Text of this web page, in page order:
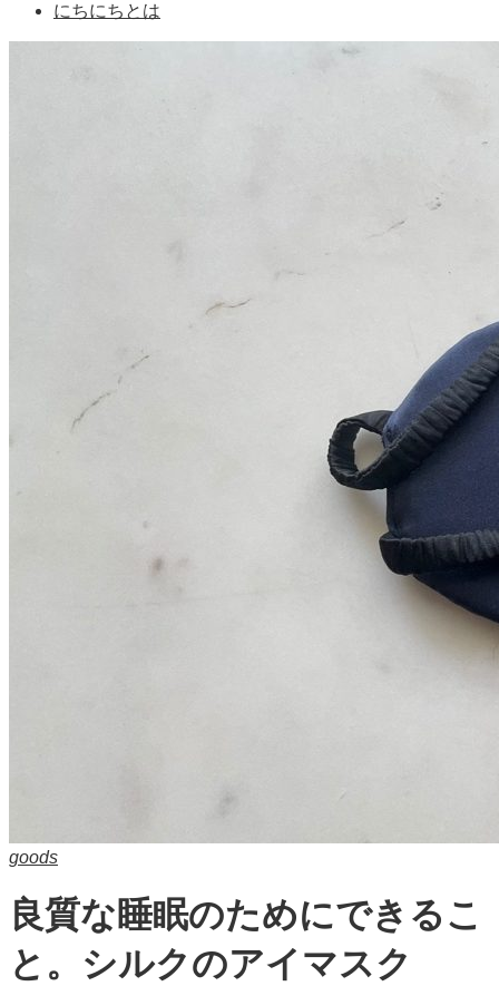
にちにちとは
goods
良質な睡眠のためにできるこ
と。シルクのアイマスク